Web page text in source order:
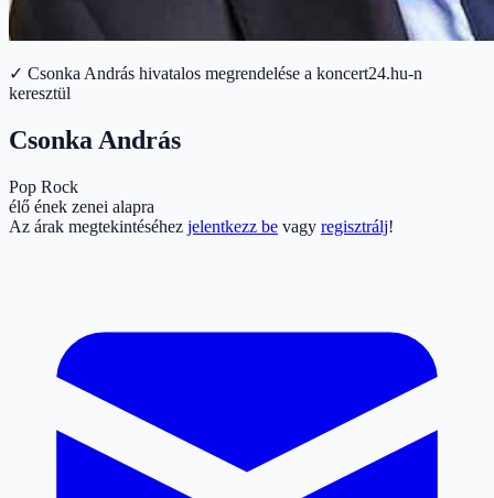
✓ Csonka András hivatalos megrendelése a koncert24.hu-n
keresztül
Csonka András
Pop Rock
élő ének zenei alapra
Az árak megtekintéséhez jelentkezz be vagy regisztrálj!